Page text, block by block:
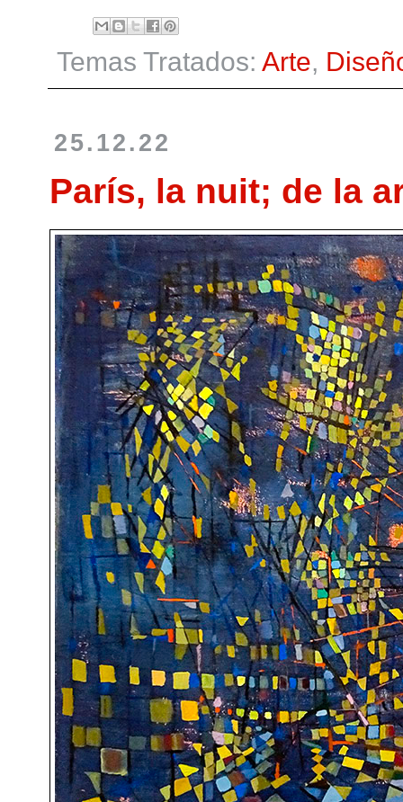
Temas Tratados: Arte,
25.12.22
París, la nuit; de la